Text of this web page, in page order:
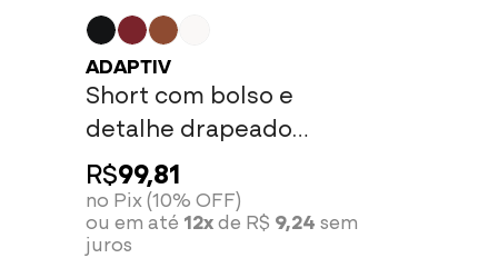
ADAPTIV
Short com bolso e
detalhe drapeado
preto
R$99,81
no Pix (10% OFF)
ou em até 12xde R$ 9,24 sem
juros